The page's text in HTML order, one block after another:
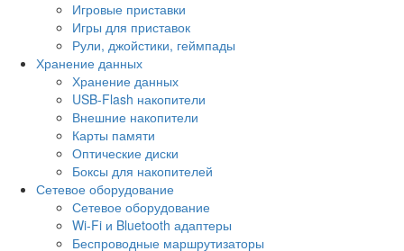
Игровые приставки
Игры для приставок
Рули, джойстики, геймпады
Хранение данных
Хранение данных
USB-Flash накопители
Внешние накопители
Карты памяти
Оптические диски
Боксы для накопителей
Сетевое оборудование
Сетевое оборудование
Wi-Fi и Bluetooth адаптеры
Беспроводные маршрутизаторы